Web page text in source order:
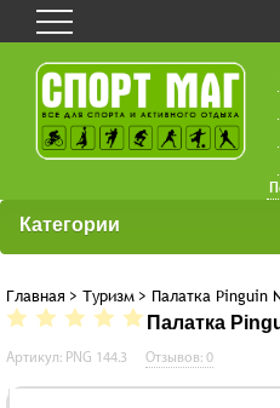
Категории
Главная > Туризм > Палатка Pinguin
Палатка
Артикул: PNG 144.3 Отзывов: 0